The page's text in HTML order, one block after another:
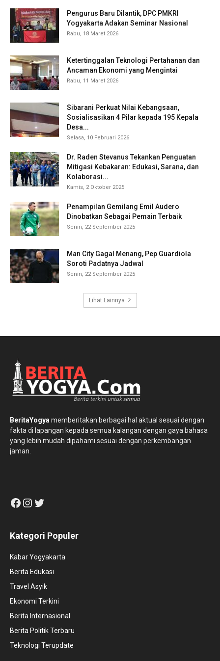
Pengurus Baru Dilantik, DPC PMKRI
Yogyakarta Adakan Seminar Nasional
Rabu, 18 Maret 2026
Ketertinggalan Teknologi Pertahanan dan
Ancaman Ekonomi yang Mengintai
Rabu, 11 Maret 2026
Sibarani Perkuat Nilai Kebangsaan,
Sosialisasikan 4 Pilar kepada 195 Kepala
Desa...
Selasa, 10 Februari 2026
Dr. Raden Stevanus Tekankan Penguatan
Mitigasi Kebakaran: Edukasi, Sarana, dan
Kolaborasi...
Kamis, 2 Oktober 2025
Penampilan Gemilang Emil Audero
Dinobatkan Sebagai Pemain Terbaik
Senin, 22 September 2025
Man City Gagal Menang, Pep Guardiola
Soroti Padatnya Jadwal
Senin, 22 September 2025
Lihat Lainnya
BeritaYogya memberitakan berbagai hal aktual sesuai dengan
fakta di lapangan kepada semua kalangan dengan gaya bahasa
yang lebih mudah dipahami sesuai dengan perkembangan
jaman.
Facebook
Instagram
Twitter
Kategori Populer
Kabar Yogyakarta
Berita Edukasi
Travel Asyik
Ekonomi Terkini
Berita Internasional
Berita Politik Terbaru
Teknologi Terupdate